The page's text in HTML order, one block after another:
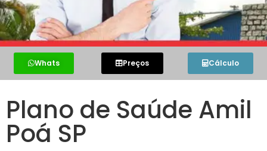
Whats Preços Cálculo
Plano de Saúde Amil
Poá SP